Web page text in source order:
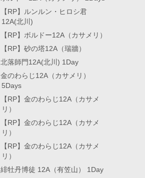
【RP】ルンルン・ヒロシ君
12A(北川)
【RP】ボルドー12A（カサメリ）
【RP】砂の塔12A（瑞牆）
北落師門12A(北川) 1Day
金のわらじ12A（カサメリ）
5Days
【RP】金のわらじ12A（カサメ
リ）
【RP】金のわらじ12A（カサメ
リ）
【RP】金のわらじ12A（カサメ
リ）
緋牡丹博徒 12A（有笠山） 1Day